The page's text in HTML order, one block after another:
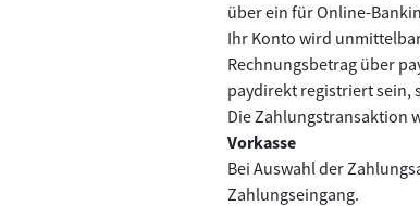
über ein für Online-
Ihr Konto wird
Rechnungsbetrag über
paydirekt registriert sein,
Die Zahlungstransaktion
Vorkasse
Bei Auswahl der
Zahlungseingang.